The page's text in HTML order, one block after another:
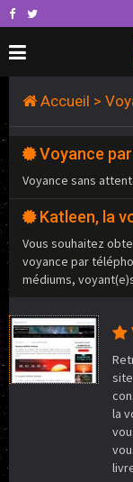
Accueil >
Voyance
Voyance sans
Katleen, la
Vous souhaitez
voyance par
médiums,
la